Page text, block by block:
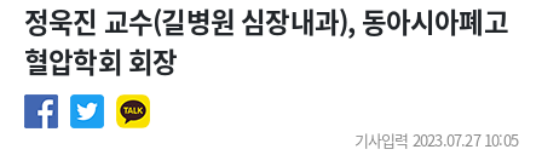
[서울아산병원] 2026년 하반기 인턴 모집
[영남대학교의료원] 마취통증의학과 임기제 임상의사 채용
정욱진 교수(길병원 심장내과), 동아시아폐고
혈압학회 회장
기사입력 2023.07.27 10:05